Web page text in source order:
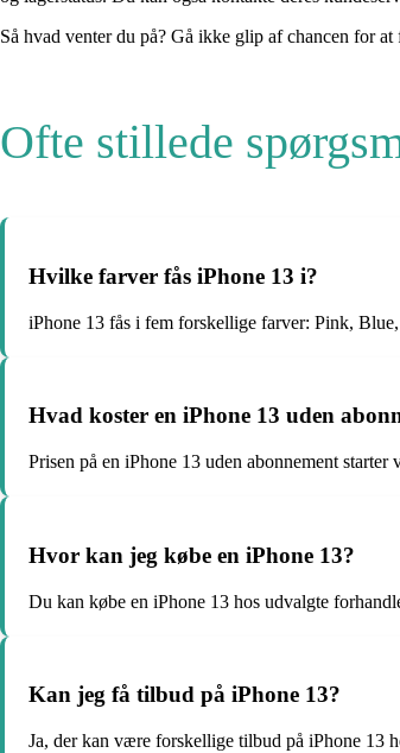
Så hvad venter du på? Gå ikke glip af chancen for
Ofte stillede
Hvilke farver fås iPhone 13 i?
iPhone 13 fås i fem forskellige farver: Pink,
Hvad koster en iPhone 13 uden
Prisen på en iPhone 13 uden abonnement starter
Hvor kan jeg købe en iPhone 13?
Du kan købe en iPhone 13 hos udvalgte
Kan jeg få tilbud på iPhone 13?
Ja, der kan være forskellige tilbud på iPhone 13